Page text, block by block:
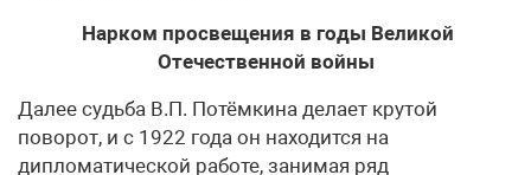
Нарком просвещения в годы Великой
Отечественной войны
Далее судьба В.П. Потёмкина делает крутой
поворот, и с 1922 года он находится на
дипломатической работе, занимая ряд